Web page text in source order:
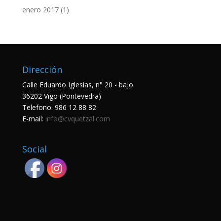
enero 2017(1)
Dirección
Calle Eduardo Iglesias, n° 20 - bajo
36202 Vigo (Pontevedra)
Telefono: 986 12 88 82
E-mail: info@cvquetzal.com
Social